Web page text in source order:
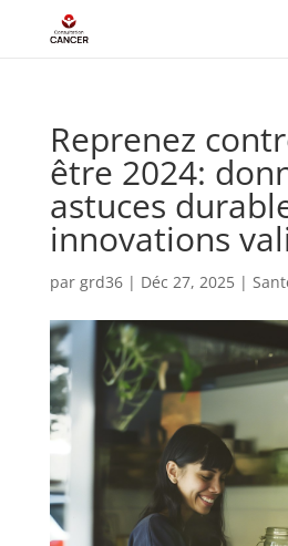
Reprenez
être 2024:
astuces
innovations
par grd36| Déc 27, 2025|